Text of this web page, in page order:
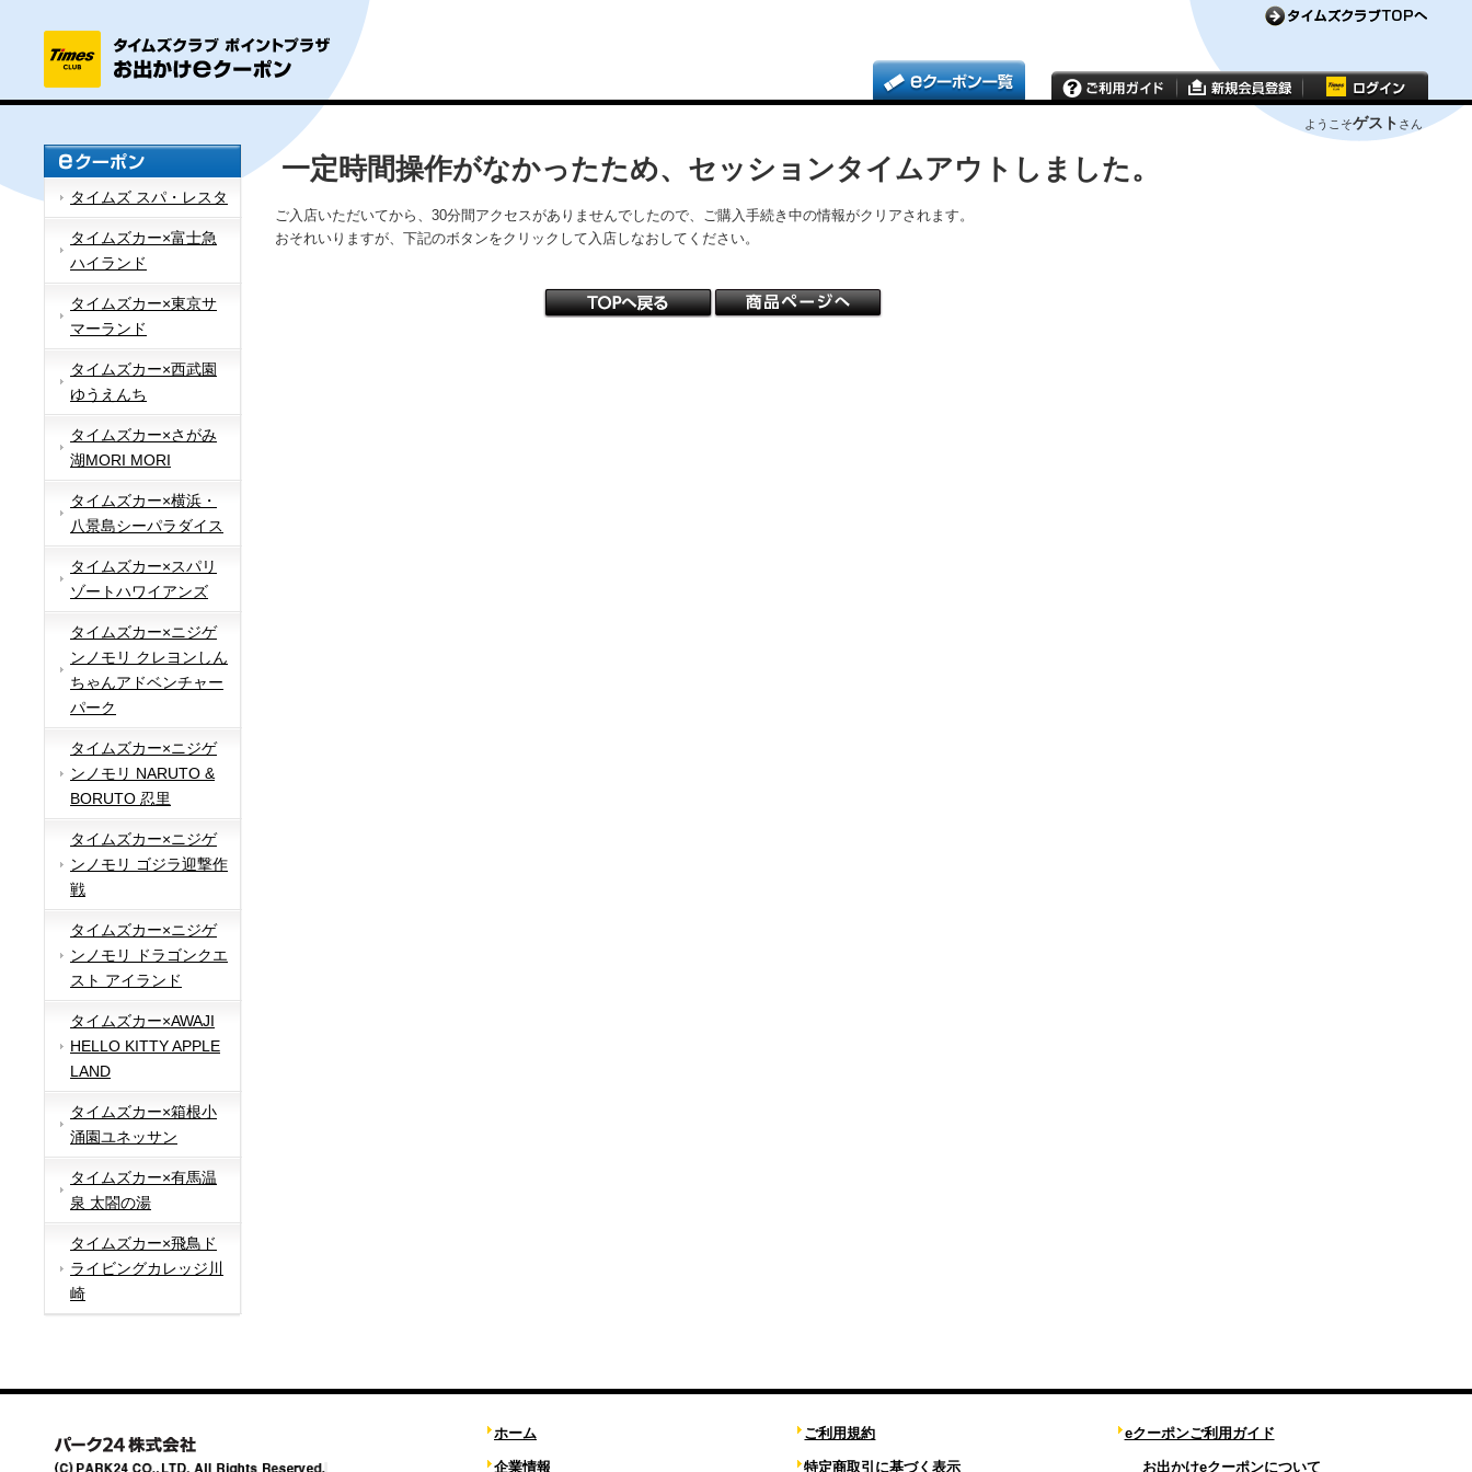
ようこそゲスト さん
タイムズ スパ・レスタ
タイムズカー×富士急
ハイランド
タイムズカー×東京サ
マーランド
タイムズカー×西武園
ゆうえんち
タイムズカー×さがみ
湖MORI MORI
タイムズカー×横浜・
八景島シーパラダイス
タイムズカー×スパリ
ゾートハワイアンズ
タイムズカー×ニジゲ
ンノモリ クレヨンしん
ちゃんアドベンチャー
パーク
タイムズカー×ニジゲ
ンノモリ NARUTO &
BORUTO 忍里
タイムズカー×ニジゲ
ンノモリ ゴジラ迎撃作
戦
タイムズカー×ニジゲ
ンノモリ ドラゴンクエ
スト アイランド
タイムズカー×AWAJI
HELLO KITTY APPLE
LAND
タイムズカー×箱根小
涌園ユネッサン
タイムズカー×有馬温
泉 太閤の湯
タイムズカー×飛鳥ド
ライビングカレッジ川
崎
一定時間操作がなかったため、セッションタイムアウトしました。
ご入店いただいてから、30分間アクセスがありませんでしたので、ご購入手続き中の情報がクリアされます。
おそれいりますが、下記のボタンをクリックして入店しなおしてください。
ホーム
企業情報
ご利用規約
特定商取引に基づく表示
eクーポンご利用ガイド
お出かけeクーポンについて